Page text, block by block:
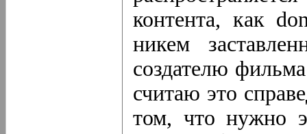
контента, как
никем
создателю
считаю это
том, что нужно